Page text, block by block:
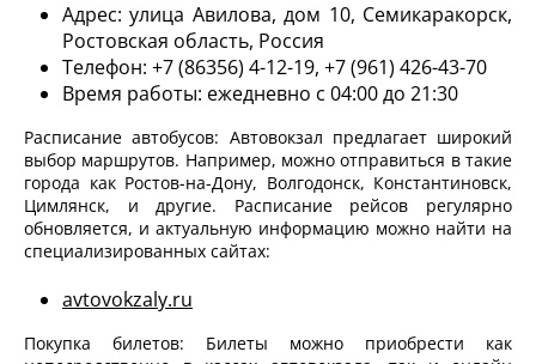
Адрес: улица Авилова, дом 10, Семикаракорск,
Ростовская область, Россия
Телефон: +7 (86356) 4-12-19, +7 (961) 426-43-70
Время работы: ежедневно с 04:00 до 21:30
Расписание автобусов: Автовокзал предлагает широкий
выбор маршрутов. Например, можно отправиться в такие
города как Ростов-на-Дону, Волгодонск, Константиновск,
Цимлянск, и другие. Расписание рейсов регулярно
обновляется, и актуальную информацию можно найти на
специализированных сайтах:
avtovokzaly.ru
Покупка билетов: Билеты можно приобрести как